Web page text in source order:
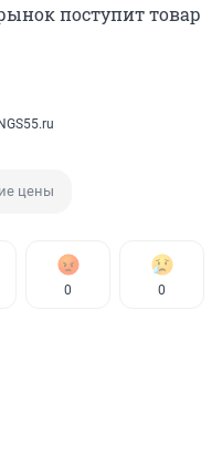
поступит товар
цены
0 0